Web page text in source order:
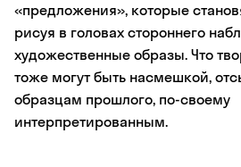
«предложения», которые
рисуя в головах стороннего
художественные образы. Что
тоже могут быть насмешкой,
образцам прошлого, по-своему
интерпретированным.